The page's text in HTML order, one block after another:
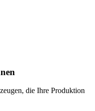
die Ihre Produktion